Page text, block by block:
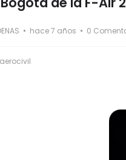
hace 7 años 0
aerocivil